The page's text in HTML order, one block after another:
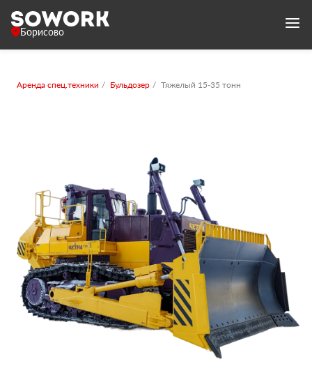
Борисово
Аренда спец.техники Бульдозер Тяжелый 15-35 тонн